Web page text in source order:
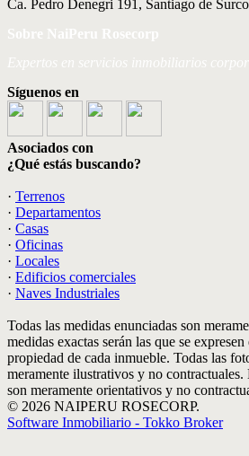
Ca. Pedro Denegri 191, Santiago de Surco
Sobre NaiPeru Rosecorp
Expertos en servicios inmobiliarios
Síguenos en
Asociados con
¿Qué estás buscando?
· Terrenos
· Departamentos
· Casas
· Oficinas
· Locales
· Edificios comerciales
· Naves Industriales
Todas las medidas enunciadas son
medidas exactas serán las que se
propiedad de cada inmueble. Todas las
meramente ilustrativos y no
son meramente orientativos y no
© 2026 NAIPERU ROSECORP.
Software Inmobiliario - Tokko Broker